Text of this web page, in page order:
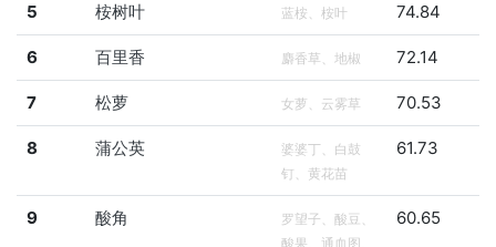
5 桉树叶 蓝桉、桉叶 74.84
6 百里香 麝香草、地椒 72.14
7 松萝 女萝、云雾草 70.53
8 蒲公英
婆婆丁、白鼓
钉、黄花苗
61.73
9 酸角
罗望子、酸豆、
酸果、通血图、
60.65